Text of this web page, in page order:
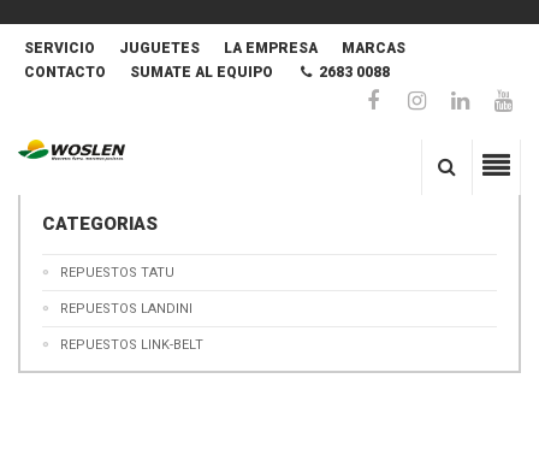
SERVICIO JUGUETES LA EMPRESA
MARCAS
CONTACTO
SUMATE AL EQUIPO 2683 0088
CATEGORIAS
REPUESTOS TATU
REPUESTOS LANDINI
REPUESTOS LINK-BELT